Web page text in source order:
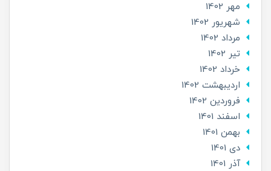
مهر 1402
شهریور 1402
مرداد 1402
تير 1402
خرداد 1402
ارديبهشت 1402
فروردین 1402
اسفند 1401
بهمن 1401
دی 1401
آذر 1401